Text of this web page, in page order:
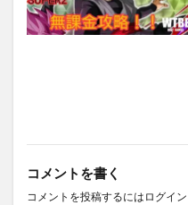
コメントを書く
コメントを投稿するには ログイン